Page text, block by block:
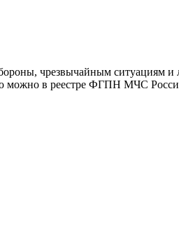
чрезвычайным ситуациям
можно в реестре ФГПН МЧС